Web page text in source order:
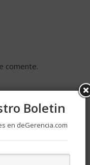
comente.
Boletin
en deGerencia.com